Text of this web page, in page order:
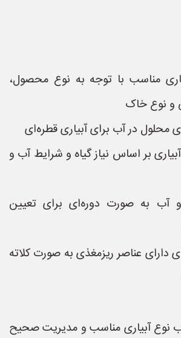
مناسب با توجه به نوع محصول،
و نوع خاک
محلول در آب برای آبیاری قطره‌ای
بر اساس نیاز گیاه و شرایط آب و
به صورت دوره‌ای برای تعیین
دارای عناصر ریزمغذی به صورت کلاته
نوع آبیاری مناسب و مدیریت صحیح